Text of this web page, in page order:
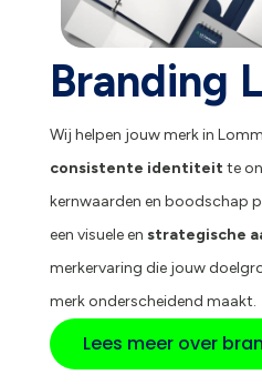
Branding
Wij helpen jouw merk in
consistente identiteitte
kernwaarden en boodschap
een visuele en strategische
merkervaring die jouw
merk onderscheidend maakt.
Lees meer over